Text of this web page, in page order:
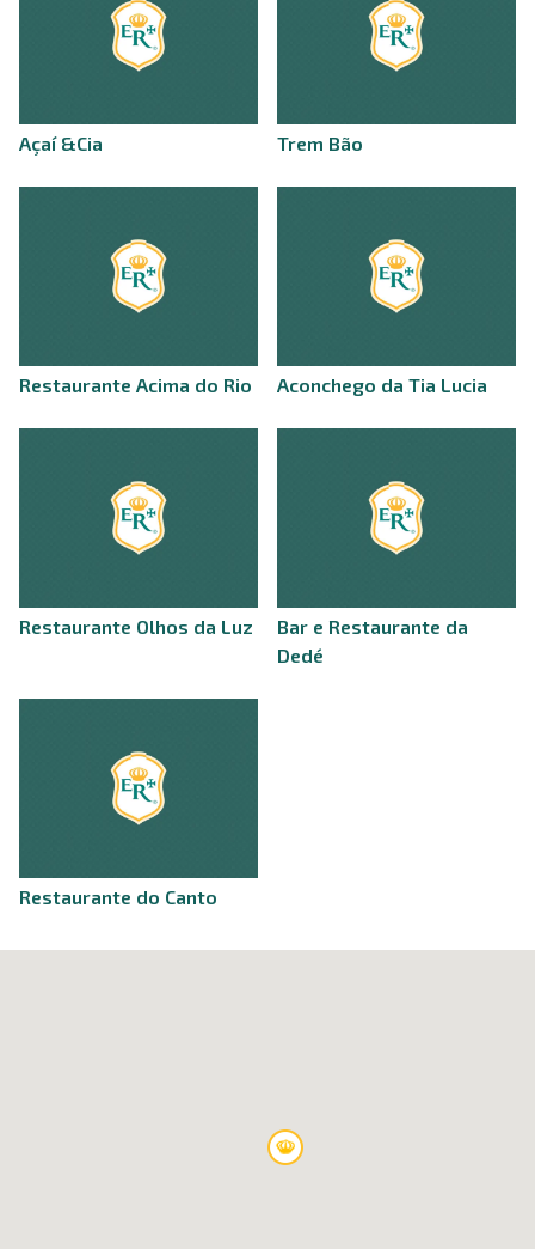
Açaí &Cia Trem Bão
Restaurante Acima do Rio Aconchego da Tia Lucia
Restaurante Olhos da Luz
Bar e Restaurante da
Dedé
Restaurante do Canto